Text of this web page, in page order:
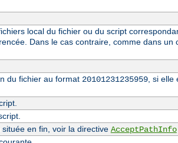
local du fichier ou du script
Dans le cas contraire, comme dans un
du fichier au format 20101231235959, si elle
en fin, voir la directive AcceptPathInfo